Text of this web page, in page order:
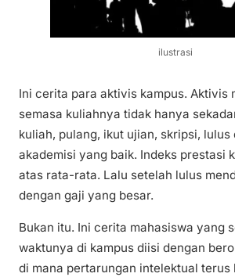
ilustrasi
Ini cerita para aktivis kampus. Aktivis
semasa kuliahnya tidak hanya
kuliah, pulang, ikut ujian, skripsi, lulus
akademisi yang baik. Indeks prestasi
atas rata-rata. Lalu setelah lulus
dengan gaji yang besar.
Bukan itu. Ini cerita mahasiswa yang
waktunya di kampus diisi dengan
di mana pertarungan intelektual terus